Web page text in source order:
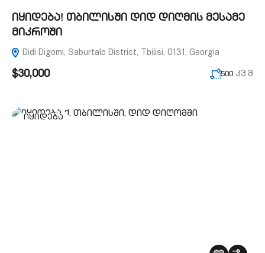
იყიდება! თბილისში დიდ დიღმის მესამე
მიკროში
Didi Digomi, Saburtalo District, Tbilisi, 0131, Georgia
$30,000 500 კვ.მ
იყიდება